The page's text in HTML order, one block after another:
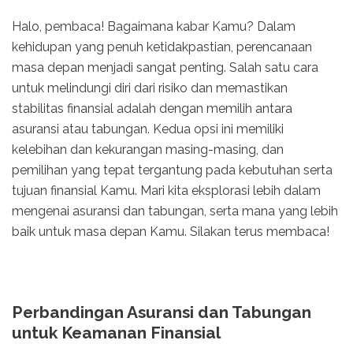
Halo, pembaca! Bagaimana kabar Kamu? Dalam
kehidupan yang penuh ketidakpastian, perencanaan
masa depan menjadi sangat penting. Salah satu cara
untuk melindungi diri dari risiko dan memastikan
stabilitas finansial adalah dengan memilih antara
asuransi atau tabungan. Kedua opsi ini memiliki
kelebihan dan kekurangan masing-masing, dan
pemilihan yang tepat tergantung pada kebutuhan serta
tujuan finansial Kamu. Mari kita eksplorasi lebih dalam
mengenai asuransi dan tabungan, serta mana yang lebih
baik untuk masa depan Kamu. Silakan terus membaca!
Perbandingan Asuransi dan Tabungan
untuk Keamanan Finansial